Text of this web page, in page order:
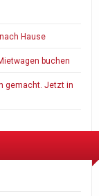
Hause
buchen
gemacht. Jetzt in